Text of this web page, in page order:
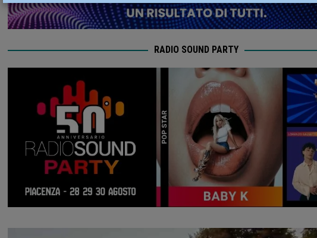
RADIO SOUND PARTY